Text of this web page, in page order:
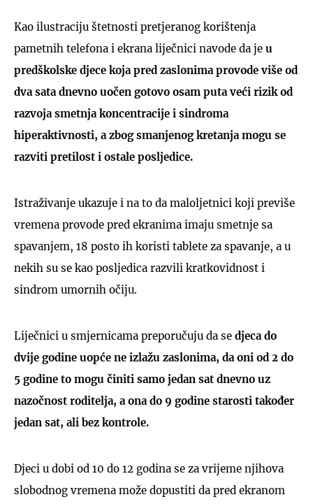
Kao ilustraciju štetnosti pretjeranog korištenja
pametnih telefona i ekrana liječnici navode da je u
predškolske djece koja pred zaslonima provode više od
dva sata dnevno uočen gotovo osam puta veći rizik od
razvoja smetnja koncentracije i sindroma
hiperaktivnosti, a zbog smanjenog kretanja mogu se
razviti pretilost i ostale posljedice.
Istraživanje ukazuje i na to da maloljetnici koji previše
vremena provode pred ekranima imaju smetnje sa
spavanjem, 18 posto ih koristi tablete za spavanje, a u
nekih su se kao posljedica razvili kratkovidnost i
sindrom umornih očiju.
Liječnici u smjernicama preporučuju da se djeca do
dvije godine uopće ne izlažu zaslonima, da oni od 2 do
5 godine to mogu činiti samo jedan sat dnevno uz
nazočnost roditelja, a ona do 9 godine starosti također
jedan sat, ali bez kontrole.
Djeci u dobi od 10 do 12 godina se za vrijeme njihova
slobodnog vremena može dopustiti da pred ekranom